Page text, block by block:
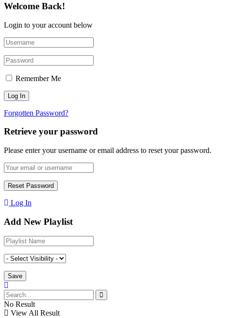
Welcome Back!
Login to your account below
Remember Me
Forgotten Password?
Retrieve your password
Please enter your username or email address to reset your password.
Log In
Add New Playlist
No Result
View All Result